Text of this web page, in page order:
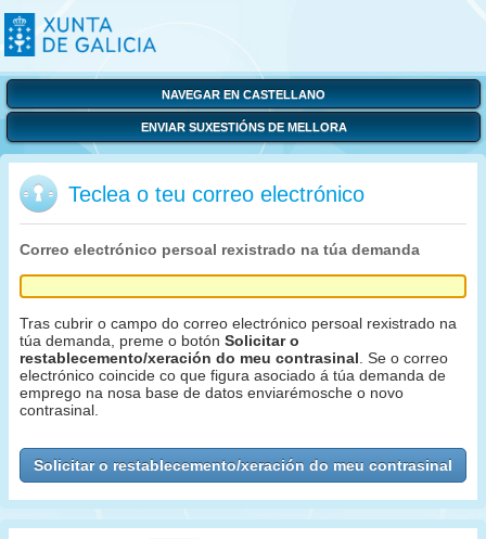
NAVEGAR EN CASTELLANO
ENVIAR SUXESTIÓNS DE MELLORA
Teclea o teu correo electrónico
Correo electrónico persoal rexistrado na túa demanda
Tras cubrir o campo do correo electrónico persoal rexistrado na
túa demanda, preme o botón Solicitar o
restablecemento/xeración do meu contrasinal . Se o correo
electrónico coincide co que figura asociado á túa demanda de
emprego na nosa base de datos enviarémosche o novo
contrasinal.